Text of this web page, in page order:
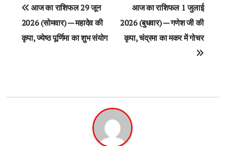
navigation
आज का राशिफल 29 जून
2026 (सोमवार) — महादेव की
कृपा, ज्येष्ठ पूर्णिमा का शुभ संयोग
आज का राशिफल 1 जुलाई
2026 (बुधवार) — गणेश जी की
कृपा, चंद्रमा का मकर में गोचर